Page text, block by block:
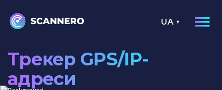
UA
Трекер GPS/IP-
адреси